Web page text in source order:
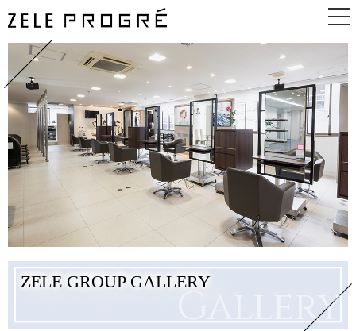
ABOUT
GUIDE
PRICE
Gallery
ZELE GROUP GALLERY